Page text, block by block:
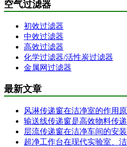
空气过滤器
初效过滤器
中效过滤器
高效过滤器
化学过滤器/活性炭过滤器
金属网过滤器
最新文章
风淋传递窗在洁净室的作用
输送线传递窗是高效物料传
层流传递窗在洁净车间的安
超净工作台在现代实验室、